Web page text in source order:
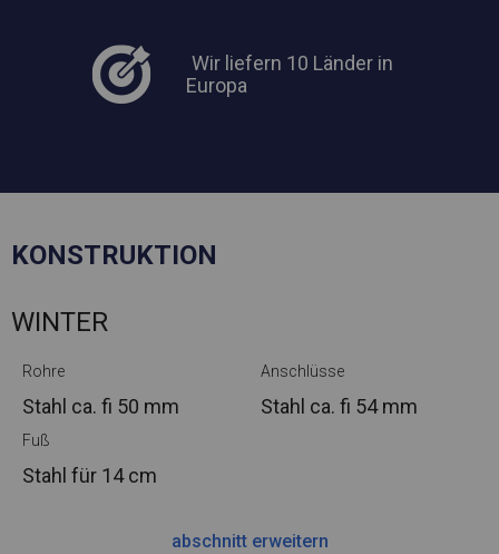
Wir liefern 10 Länder in
Europa
KONSTRUKTION
WINTER
Rohre
Stahl ca. fi 50 mm
Anschlüsse
Stahl ca. fi 54 mm
Fuß
Stahl für 14 cm
abschnitt erweitern